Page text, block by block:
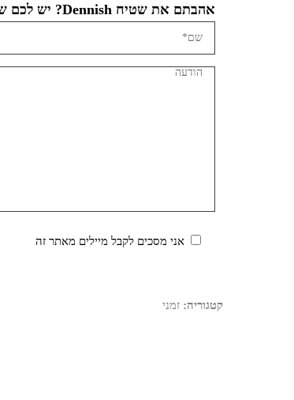
אהבתם את שטיח Dennish? יש לכם שאלה?
אני מסכים לקבל מיילים מאתר זה
קטגוריה: זמני